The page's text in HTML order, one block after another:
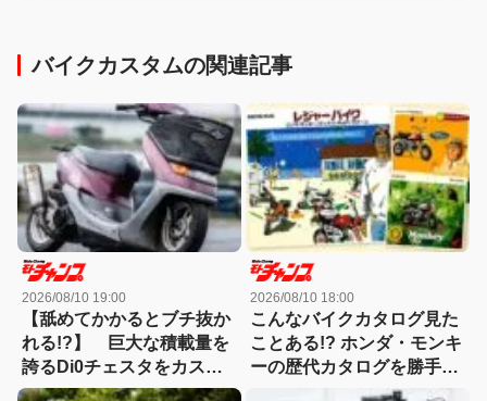
バイクカスタムの関連記事
2026/08/10 19:00
【舐めてかかるとブチ抜か
れる!?】 巨大な積載量を
誇るDi0チェスタをカスタ
マイズ！
2026/08/10 18:00
こんなバイクカタログ見た
ことある!? ホンダ・モンキ
ーの歴代カタログを勝手に
BEST10【モンキー雑学】